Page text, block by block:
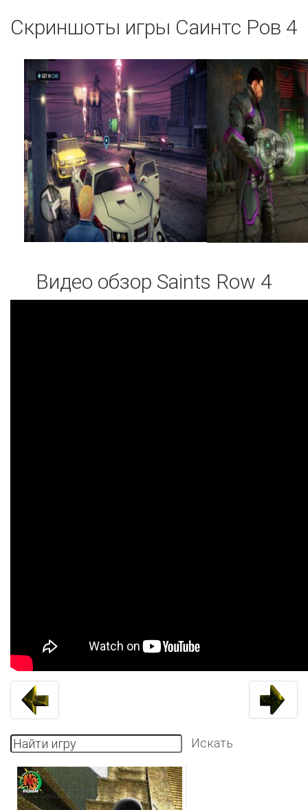
Скриншоты игры Саинтс Ров 4
Видео обзор Saints Row 4